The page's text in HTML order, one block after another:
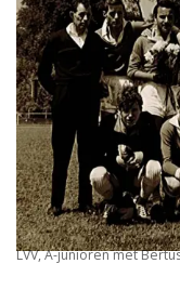
LVV, A-junioren met